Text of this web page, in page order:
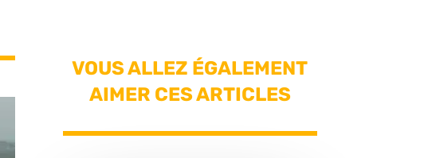
VOUS ALLEZ ÉGALEMENT
AIMER CES ARTICLES